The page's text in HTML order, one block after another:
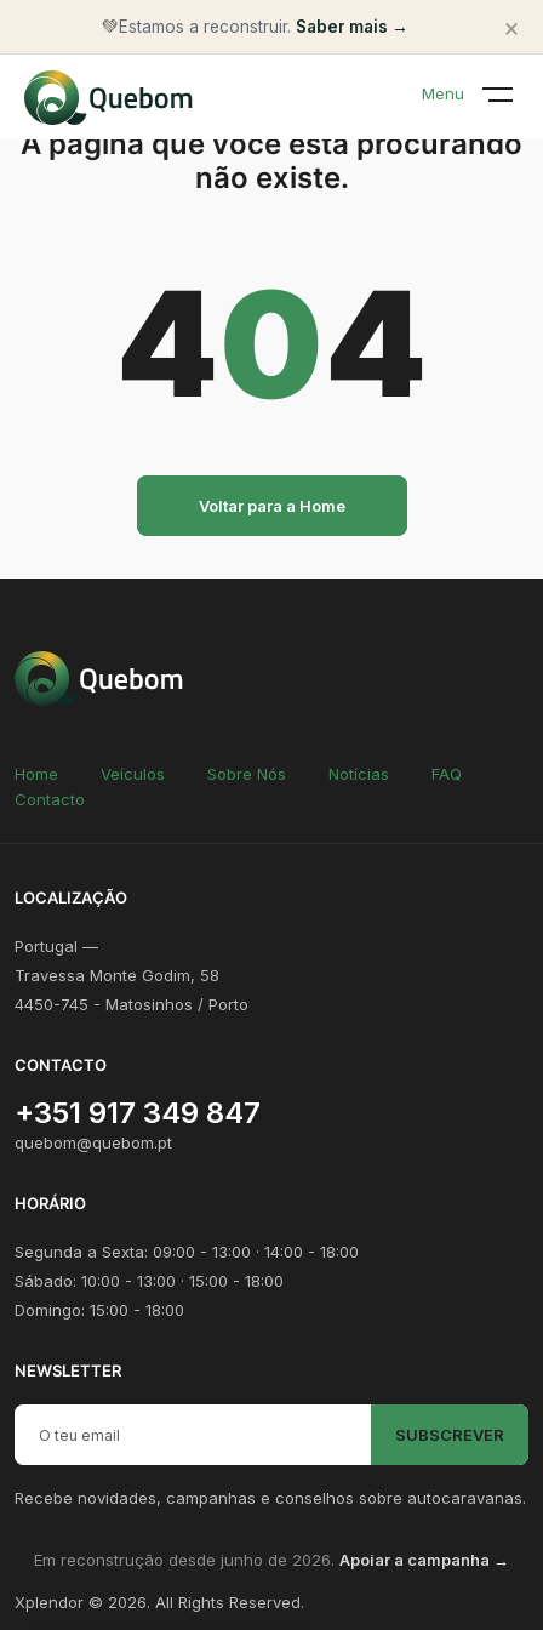
💚Estamos a reconstruir. Saber mais → ×
Menu
A página que você está procurando
não existe.
404
Voltar para a Home
Home Veículos Sobre Nós Notícias
FAQ
Contacto
LOCALIZAÇÃO
Portugal —
Travessa Monte Godim, 58
4450-745 - Matosinhos / Porto
CONTACTO
+351 917 349 847
quebom@quebom.pt
HORÁRIO
Segunda a Sexta: 09:00 - 13:00 · 14:00 - 18:00
Sábado: 10:00 - 13:00 · 15:00 - 18:00
Domingo: 15:00 - 18:00
NEWSLETTER
Email para newsletter
SUBSCREVER
Recebe novidades, campanhas e conselhos sobre autocaravanas.
Em reconstrução desde junho de 2026. Apoiar a campanha →
Xplendor © 2026. All Rights Reserved.